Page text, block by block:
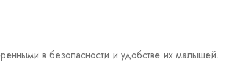
в безопасности и удобстве их малышей.